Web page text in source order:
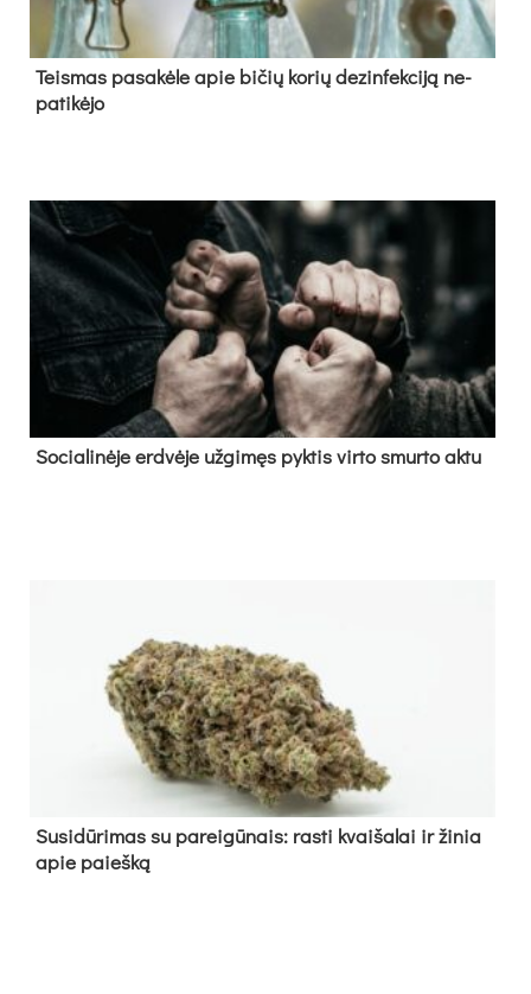
Teis­mas pa­sa­kė­le apie bi­čių ko­rių de­zin­fek­ci­ją ne­
pa­ti­kė­jo
So­cia­li­nė­je erd­vė­je už­gi­męs pyk­tis vir­to smur­to ak­tu
Su­si­dū­ri­mas su pa­rei­gū­nais: ras­ti kvai­ša­lai ir ži­nia
apie paieš­ką